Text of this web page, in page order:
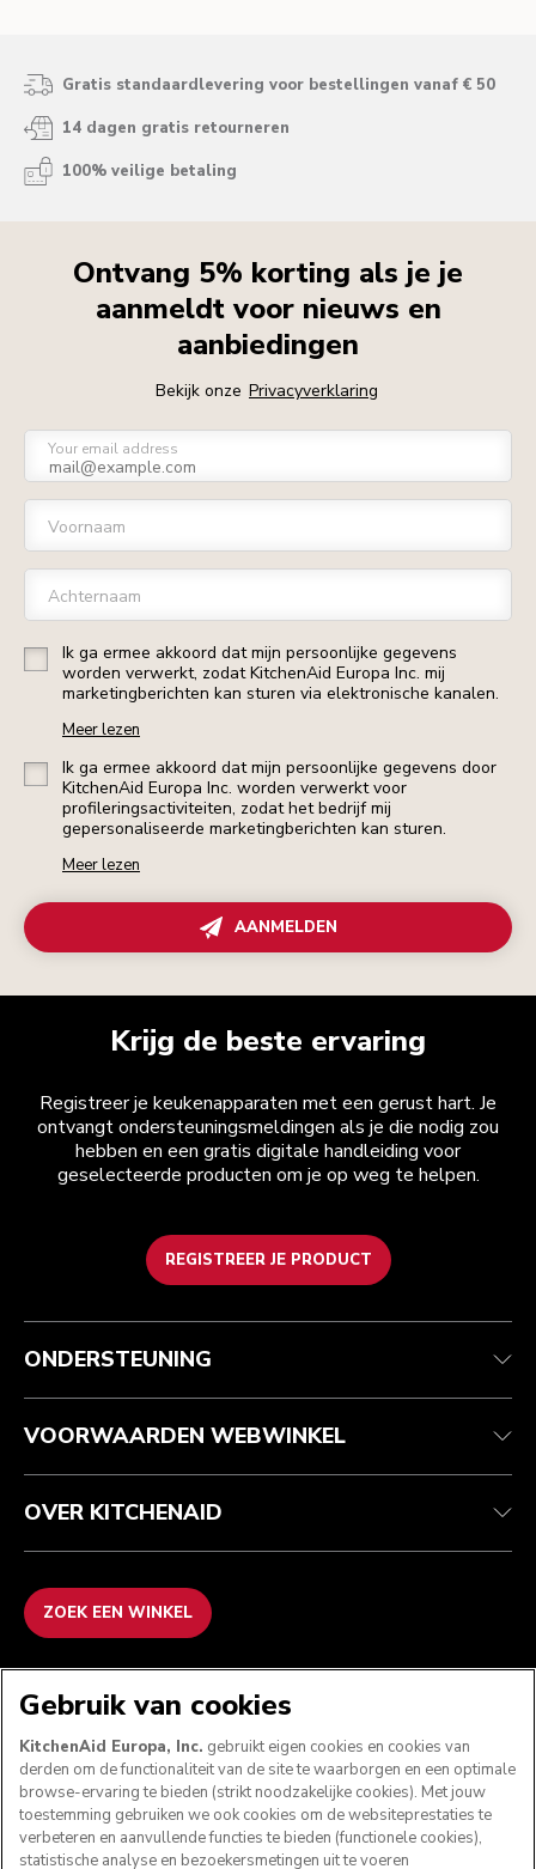
Gratis standaardlevering voor bestellingen vanaf € 50
14 dagen gratis retourneren
100% veilige betaling
Ontvang 5% korting als je je
aanmeldt voor nieuws en
aanbiedingen
Bekijk onze Privacyverklaring
Your email address
Voornaam
Achternaam
Ik ga ermee akkoord dat mijn persoonlijke gegevens
worden verwerkt, zodat KitchenAid Europa Inc. mij
marketingberichten kan sturen via elektronische kanalen.
Meer lezen
Ik ga ermee akkoord dat mijn persoonlijke gegevens door
KitchenAid Europa Inc. worden verwerkt voor
profileringsactiviteiten, zodat het bedrijf mij
gepersonaliseerde marketingberichten kan sturen.
Meer lezen
AANMELDEN
Krijg de beste ervaring
Registreer je keukenapparaten met een gerust hart. Je
ontvangt ondersteuningsmeldingen als je die nodig zou
hebben en een gratis digitale handleiding voor
geselecteerde producten om je op weg te helpen.
REGISTREER JE PRODUCT
Health check
Je bestelling volgen
Garantie en documenten
Veelgestelde vragen
Algemene voorwaarden
Retournering en terugbetaling
Imprint
ODR
Het merk
Zoek een winkel
ONDERSTEUNING
VOORWAARDEN WEBWINKEL
OVER KITCHENAID
ZOEK EEN WINKEL
VOLG ONS
Gebruik van cookies
KitchenAid Europa, Inc. gebruikt eigen cookies en cookies van
derden om de functionaliteit van de site te waarborgen en een optimale
browse-ervaring te bieden (strikt noodzakelijke cookies). Met jouw
toestemming gebruiken we ook cookies om de websiteprestaties te
verbeteren en aanvullende functies te bieden (functionele cookies),
statistische analyse en bezoekersmetingen uit te voeren